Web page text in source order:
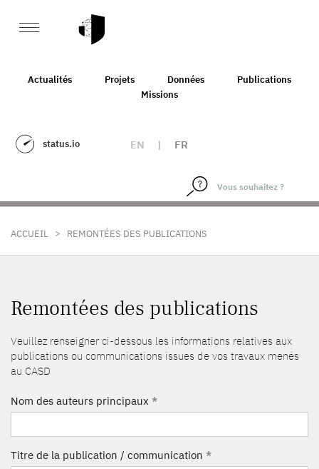
Actualités Projets Données
Publications
Missions
status.io EN | FR
ACCUEIL > REMONTÉES DES PUBLICATIONS
Remontées des publications
Veuillez renseigner ci-dessous les informations relatives aux
publications ou communications issues de vos travaux menés
au CASD
Nom des auteurs principaux *
Titre de la publication / communication *